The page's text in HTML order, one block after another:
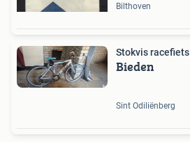
Bilthoven
Stokvis racefiets
Bieden
Sint Odiliënberg